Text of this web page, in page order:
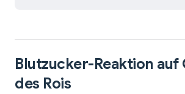
Blutzucker-Reaktion auf
des Rois